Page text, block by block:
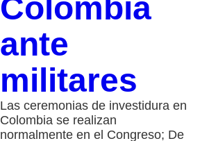
Colombia
ante
militares
Las ceremonias de investidura en
Colombia se realizan
normalmente en el Congreso; De